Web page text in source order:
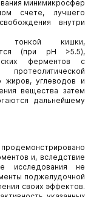
минимикросфер
счете, лучшего
внутри
тонкой кишки,
(при pH >5.5),
ферментов с
жиров, углеводов и
вещества затем
дальнейшему
и, вследствие
исследования не
поджелудочной
своих эффектов.